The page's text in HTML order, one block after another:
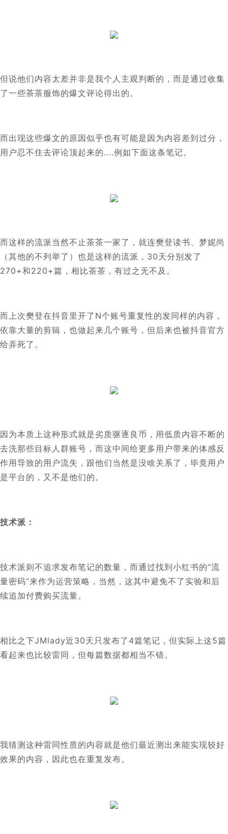
但说他们内容太差并非是我个人主观判断的，而是通过收集
了一些茶茶服饰的爆文评论得出的。
而出现这些爆文的原因似乎也有可能是因为内容差到过分，
用户忍不住去评论顶起来的....例如下面这条笔记。
而这样的流派当然不止茶茶一家了，就连樊登读书、梦妮尚
（其他的不列举了）也是这样的流派，30天分别发了
270+和220+篇，相比茶茶，有过之无不及。
而上次樊登在抖音里开了N个账号重复性的发同样的内容，
依靠大量的剪辑，也做起来几个账号，但后来也被抖音官方
给弄死了。
因为本质上这种形式就是劣质驱逐良币，用低质内容不断的
去洗那些目标人群账号，而这中间给更多用户带来的体感反
作用导致的用户流失，跟他们当然是没啥关系了，毕竟用户
是平台的，又不是他们的。
技术派：
技术派则不追求发布笔记的数量，而通过找到小红书的“流
量密码”来作为运营策略，当然，这其中避免不了实验和后
续追加付费购买流量。
相比之下JMlady近30天只发布了4篇笔记，但实际上这5篇
看起来也比较雷同，但每篇数据都相当不错。
我猜测这种雷同性质的内容就是他们最近测出来能实现较好
效果的内容，因此也在重复发布。